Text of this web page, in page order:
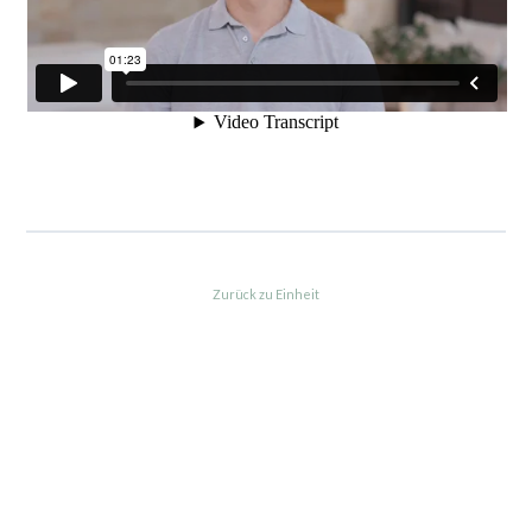
Zurück zu Einheit